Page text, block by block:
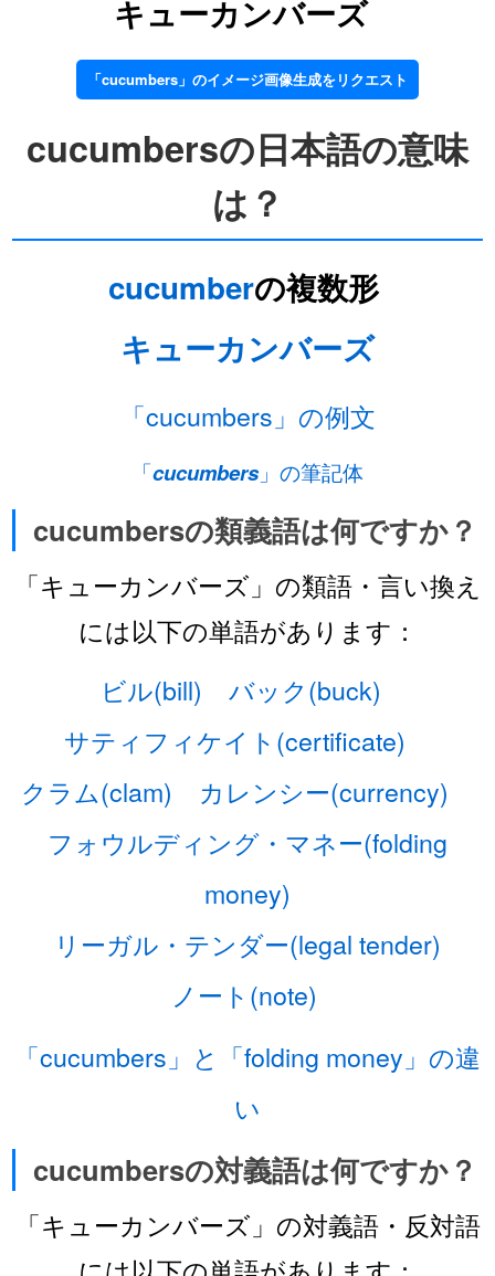
キューカンバーズ
「cucumbers」のイメージ画像生成をリクエスト
cucumbersの日本語の意味
は？
cucumberの複数形
キューカンバーズ
「cucumbers」の例文
「cucumbers」の筆記体
cucumbersの類義語は何ですか？
「キューカンバーズ」の類語・言い換え
には以下の単語があります：
ビル(bill)
バック(buck)
サティフィケイト(certificate)
クラム(clam)
カレンシー(currency)
フォウルディング・マネー(folding
money)
リーガル・テンダー(legal tender)
ノート(note)
「cucumbers」と「folding money」の違
い
cucumbersの対義語は何ですか？
「キューカンバーズ」の対義語・反対語